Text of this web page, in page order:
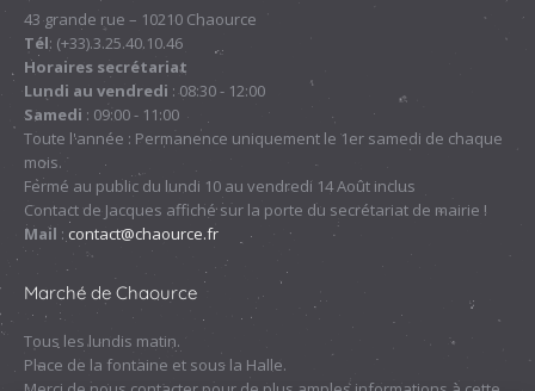
s'ouvre
dans
une
nouvelle
fenêtre
s'ouvre
dans
une
nouvelle
fenêtre
s'ouvre
dans
une
nouvelle
fenêtre
s'ouvre
dans
une
nouvelle
fenêtre
43 grande rue – 10210 Chaource
Tél: (+33).3.25.40.10.46
Horaires secrétariat
Lundi au vendredi : 08:30 - 12:00
Samedi : 09:00 - 11:00
Toute l'année : Permanence uniquement le 1er samedi de chaque
mois.
Fermé au public du lundi 10 au vendredi 14 Août inclus
Contact de Jacques affiché sur la porte du secrétariat de mairie !
Mail : contact@chaource.fr
Marché de Chaource
Tous les lundis matin.
Place de la fontaine et sous la Halle.